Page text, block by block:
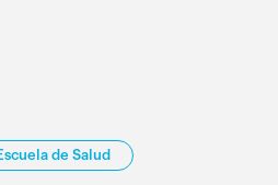
de Salud